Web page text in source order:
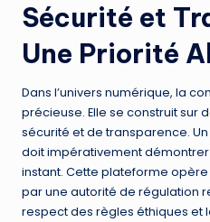
Sécurité et
Une Priorité
Dans l’univers numérique, la
précieuse. Elle se construit sur
sécurité et de transparence.
doit impérativement
instant. Cette plateforme
par une autorité de régulation
respect des règles éthiques et